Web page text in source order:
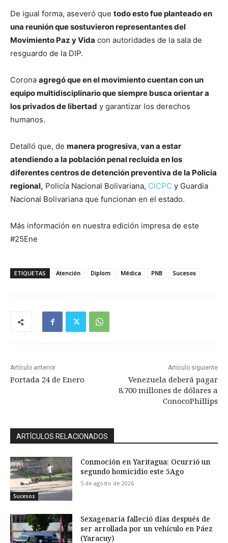
De igual forma, aseveró que todo esto fue planteado en
una reunión que sostuvieron representantes del
Movimiento Paz y Vida con autoridades de la sala de
resguardo de la DIP.
Corona agregó que en el movimiento cuentan con un
equipo multidisciplinario que siempre busca orientar a
los privados de libertad y garantizar los derechos
humanos.
Detalló que, de manera progresiva, van a estar
atendiendo a la población penal recluida en los
diferentes centros de detención preventiva de la Policía
regional, Policía Nacional Bolivariana, CICPC y Guardia
Nacional Bolivariana que funcionan en el estado.
Más información en nuestra edición impresa de este
#25Ene
ETIQUETAS Atención Diplom Médica PNB Sucesos
Artículo anterior
Portada 24 de Enero
Artículo siguiente
Venezuela deberá pagar
8.700 millones de dólares a
ConocoPhillips
ARTÍCULOS RELACIONADOS
Sucesos
Conmoción en Yaritagua: Ocurrió un
segundo homicidio este 5Ago
5 de agosto de 2026
Sexagenaria falleció días después de
ser arrollada por un vehículo en Páez
(Yaracuy)